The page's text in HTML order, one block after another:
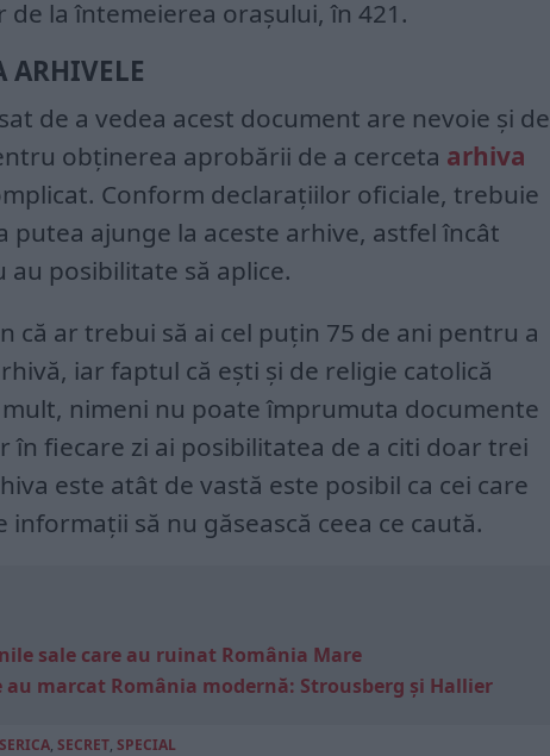
de la întemeierea orașului, în 421.
ARHIVELE
de a vedea acest document are nevoie și de
obținerea aprobării de a cerceta arhiva
Conform declarațiilor oficiale, trebuie
ajunge la aceste arhive, astfel încât
posibilitate să aplice.
că ar trebui să ai cel puțin 75 de ani pentru a
iar faptul că ești și de religie catolică
nimeni nu poate împrumuta documente
în fiecare zi ai posibilitatea de a citi doar trei
este atât de vastă este posibil ca cei care
informații să nu găsească ceea ce caută.
sale care au ruinat România Mare
au marcat România modernă: Strousberg și Hallier
, SECRET, SPECIAL